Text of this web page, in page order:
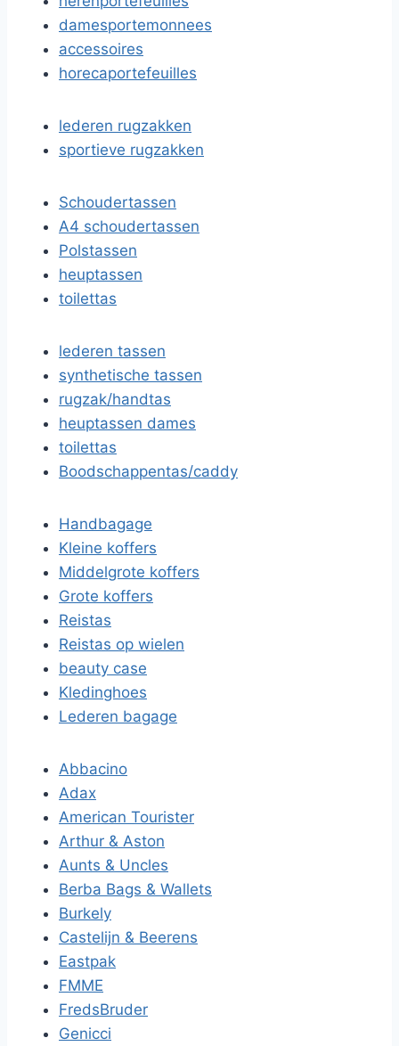
damesportemonnees
accessoires
horecaportefeuilles
lederen rugzakken
sportieve rugzakken
Schoudertassen
A4 schoudertassen
Polstassen
heuptassen
toilettas
lederen tassen
synthetische tassen
rugzak/handtas
heuptassen dames
toilettas
Boodschappentas/caddy
Handbagage
Kleine koffers
Middelgrote koffers
Grote koffers
Reistas
Reistas op wielen
beauty case
Kledinghoes
Lederen bagage
Abbacino
Adax
American Tourister
Arthur & Aston
Aunts & Uncles
Berba Bags & Wallets
Burkely
Castelijn & Beerens
Eastpak
FMME
FredsBruder
Genicci